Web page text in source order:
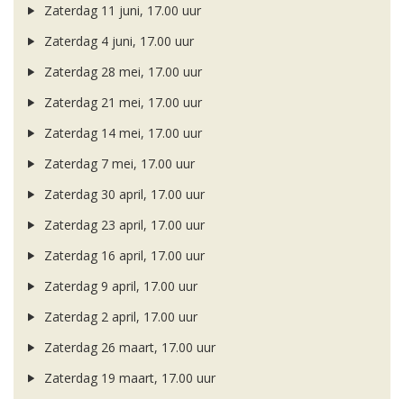
Zaterdag 11 juni, 17.00 uur
Zaterdag 4 juni, 17.00 uur
Zaterdag 28 mei, 17.00 uur
Zaterdag 21 mei, 17.00 uur
Zaterdag 14 mei, 17.00 uur
Zaterdag 7 mei, 17.00 uur
Zaterdag 30 april, 17.00 uur
Zaterdag 23 april, 17.00 uur
Zaterdag 16 april, 17.00 uur
Zaterdag 9 april, 17.00 uur
Zaterdag 2 april, 17.00 uur
Zaterdag 26 maart, 17.00 uur
Zaterdag 19 maart, 17.00 uur